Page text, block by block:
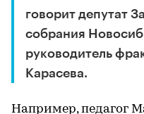
говорит депутат
собрания
руководитель
Карасева.
Например, педагог